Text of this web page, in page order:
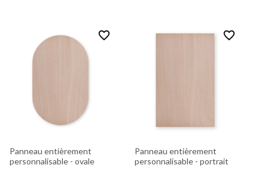
favorite_border
Panneau entièrement
personnalisable - ovale
favorite_border
Panneau entièrement
personnalisable - portrait